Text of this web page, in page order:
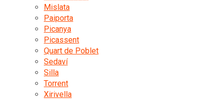
Mislata
Paiporta
Picanya
Picassent
Quart de Poblet
Sedaví
Silla
Torrent
Xirivella